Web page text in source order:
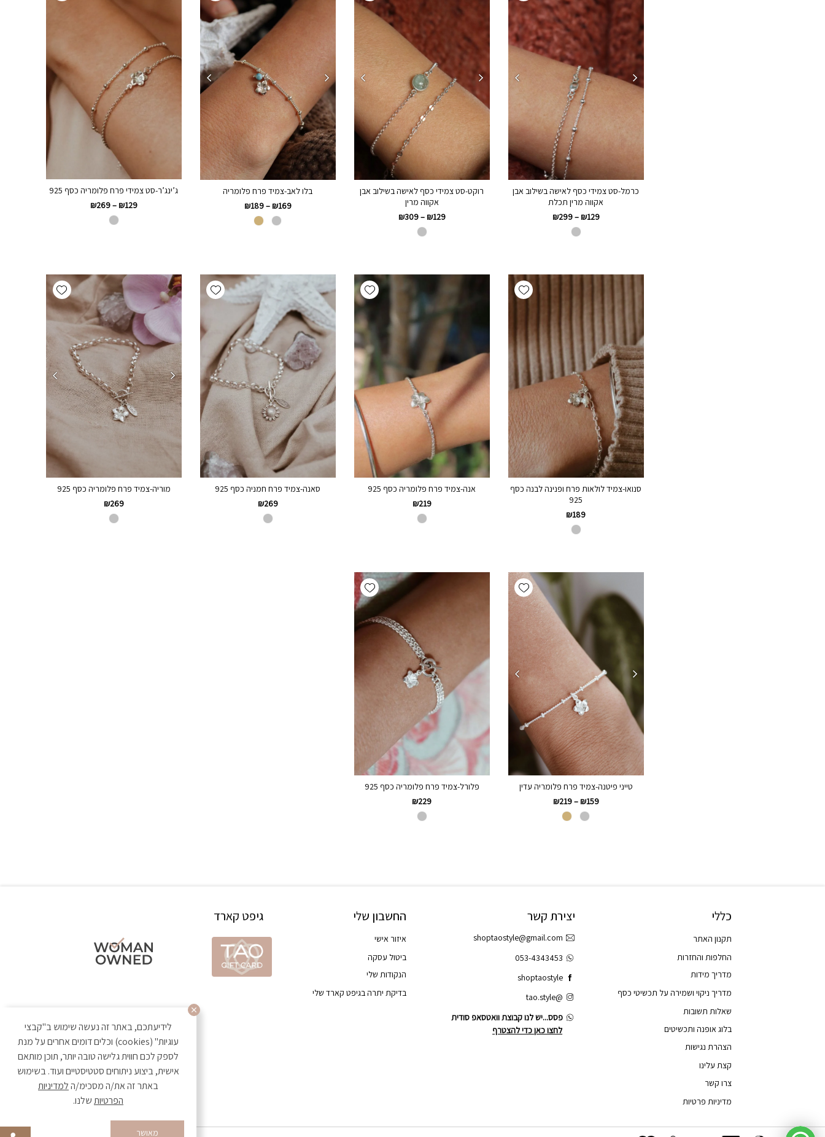
כרמל-סט צמידי כסף לאישה בשילוב אבן
אקווה מרין תכלת
₪129
–
₪299
רוקט-סט צמידי כסף לאישה בשילוב אבן
אקווה מרין
₪129
–
₪309
בלו לאב-צמיד פרח פלומריה
₪169
–
₪189
ג’ינג’ר-סט צמידי פרח פלומריה כסף 925
₪129
–
₪269
Add wishlist
סנואו-צמיד לולאות פרח ופנינה לבנה כסף
925
₪189
Add wishlist
אנה-צמיד פרח פלומריה כסף 925
₪219
Add wishlist
סאנה-צמיד פרח חמניה כסף 925
₪269
Add wishlist
מוריה-צמיד פרח פלומריה כסף 925
₪269
Add wishlist
טייני פיטנה-צמיד פרח פלומריה עדין
₪159
–
₪219
Add wishlist
פלורל-צמיד פרח פלומריה כסף 925
₪229
כללי
תקנון האתר
החלפות והחזרות
מדריך מידות
מדריך ניקוי ושמירה על תכשיטי כסף
שאלות תשובות
בלוג אופנה ותכשיטים
הצהרת נגישות
קצת עלינו
צרו קשר
מדיניות פרטיות
החשבון שלי
איזור אישי
ביטול עסקה
הנקודות שלי
בדיקת יתרה בגיפט קארד שלי
יצירת קשר
shoptaostyle@gmail.com
053-4343453
shoptaostyle
@tao.style
פסס...יש לנו קבוצת וואטסאפ סודית
לחצו כאן כדי להצטרף
גיפט קארד
לידיעתכם, באתר זה נעשה שימוש ב"קבצי
עוגיות" (cookies) וכלים דומים אחרים על מנת
לספק לכם חווית גלישה טובה יותר, תוכן מותאם
אישית, ביצוע ניתוחים סטטיסטיים ועוד. בשימוש
באתר זה את/ה מסכימ/הלמדיניות
הפרטיותשלנו.
מאושר